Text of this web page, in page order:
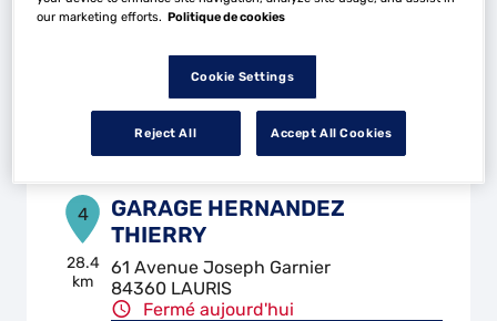
19.82 84260 SARRIANS
Téléphone
Voir plus
4
28.4
km
GARAGE HERNANDEZ
THIERRY
61 Avenue Joseph Garnier
84360 LAURIS
Fermé aujourd'hui
our marketing efforts. Politique de cookies
Cookie Settings
Reject All Accept All Cookies